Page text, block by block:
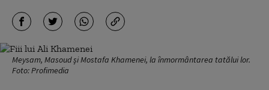
Meysam, Masoud și Mostafa Khamenei, la înmormântarea tatălui lor.
Foto: Profimedia